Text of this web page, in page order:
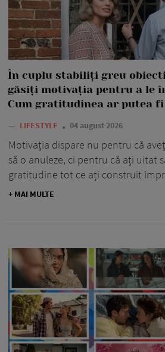
În cuplu stabiliți greu
găsiți motivația pentru a le
Cum gratitudinea ar putea
— LIFESTYLE 04 august 2026
Motivația dispare nu pentru că
să o anuleze, ci pentru că ați uitat
gratitudine tot ce ați construit
+ MAI MULTE